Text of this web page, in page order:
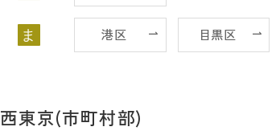
ま 港区 目黒区
西東京(市町村部)